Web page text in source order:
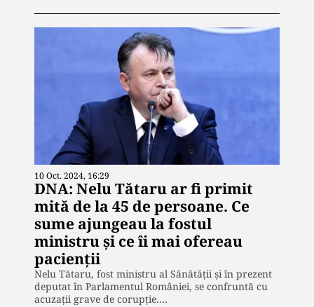
10 Oct. 2024, 16:29
DNA: Nelu Tătaru ar fi primit
mită de la 45 de persoane. Ce
sume ajungeau la fostul
ministru și ce îi mai ofereau
pacienții
Nelu Tătaru, fost ministru al Sănătății și în prezent
deputat în Parlamentul României, se confruntă cu
acuzații grave de corupție.…